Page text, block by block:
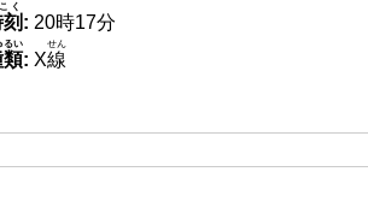
く
: 20時17分
類
るい
: X線
せん